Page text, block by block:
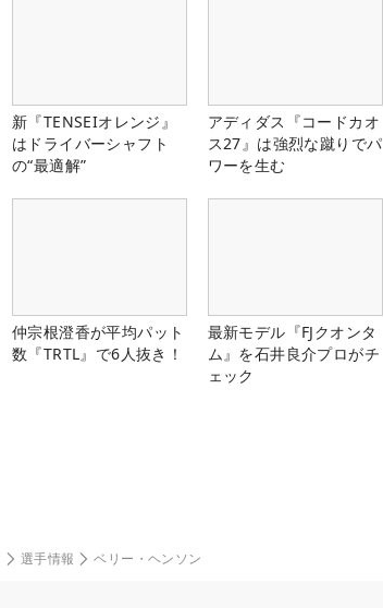
新『TENSEIオレンジ』
はドライバーシャフト
の“最適解”
アディダス『コードカオ
ス27』は強烈な蹴りでパ
ワーを生む
仲宗根澄香が平均パット
数『TRTL』で6人抜き！
最新モデル『FJクオンタ
ム』を石井良介プロがチ
ェック
選手情報 ベリー・ヘンソン